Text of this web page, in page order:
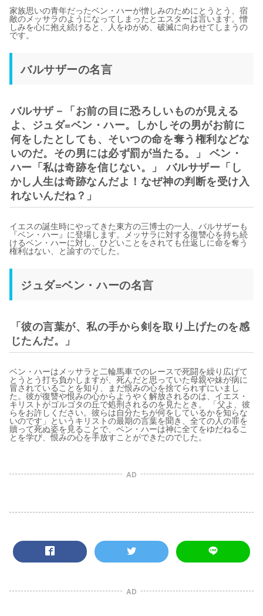
家族思いの青年だったベン・ハーが憎しみのためにとうとう、宿
敵のメッサラのようになってしまったとエスターは言います。憎
しみを心に抱え続けると、人をゆがめ、破滅に向わせてしまうの
です。
バルサザーの名言
バルサザ－「お前の目に恐ろしいものが見える
よ、ジュダ=ベン・ハー。しかしその男がお前に
何をしたとしても、そいつの命を奪う権利などな
いのだ。その男には必ず罰が当たる。」 ベン・
ハー「私は奇跡を信じない。」 バルサザー「し
かし人生は奇跡なんだよ！なぜ神の判断を受け入
れないんだね？」
イエスの誕生時にやってきた東方の三博士の一人、バルサザーも
『ベン・ハー』に登場します。メッサラに対する復讐心を持ち続
けるベン・ハーに対し、ひどいことをされても仕返しに命を奪う
権利はない、と諭すのでした。
ジュダ=ベン・ハーの名言
「彼の言葉が、私の手から剣を取り上げたのを感
じたんだ。」
ベン・ハーはメッサラと二輪馬車でのレースで死闘を繰り広げて
とうとう打ち負かしますが、死んだと思っていた母親や妹が病に
冒されていることを知り、まだ恨みの心を捨てられずにいまし
た。彼が復讐や恨みの心からようやく解放されるのは、イエス・
キリストがゴルゴタの丘で処刑されるのを見たとき。 「父よ、彼
らをお許しください。彼らは自分たちが何をしているかを知らな
いのです」というキリストの最期の言葉を聞き、全ての人の罪を
贖って死ぬ姿を見ることで、ベン・ハーは神に全てをゆだねるこ
とを学び、恨みの心を手放すことができたのでした。
AD
AD